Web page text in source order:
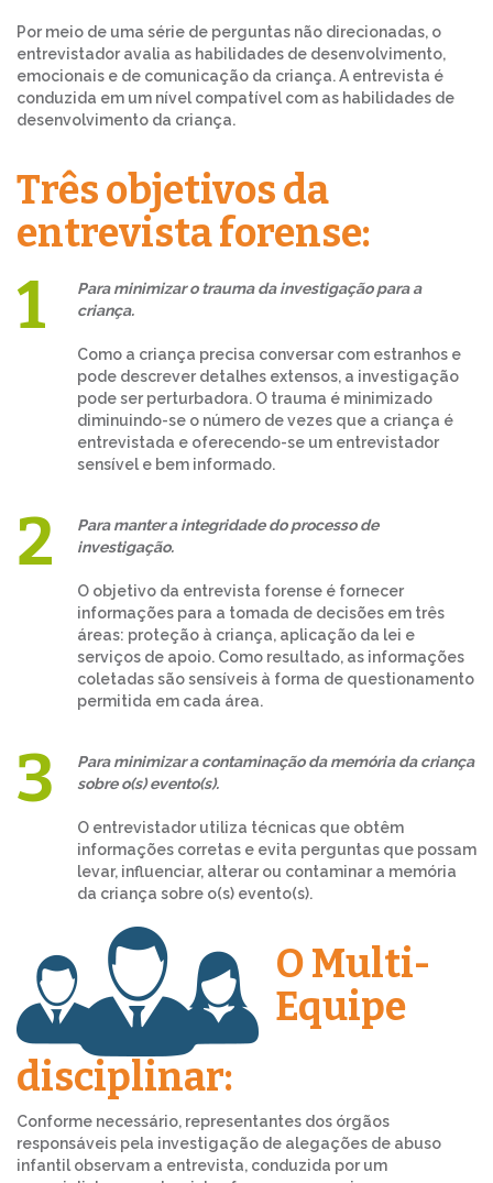
Por meio de uma série de perguntas não direcionadas, o
entrevistador avalia as habilidades de desenvolvimento,
emocionais e de comunicação da criança. A entrevista é
conduzida em um nível compatível com as habilidades de
desenvolvimento da criança.
Três objetivos da
entrevista forense:
Para minimizar o trauma da investigação para a
criança.
Como a criança precisa conversar com estranhos e
pode descrever detalhes extensos, a investigação
pode ser perturbadora. O trauma é minimizado
diminuindo-se o número de vezes que a criança é
entrevistada e oferecendo-se um entrevistador
sensível e bem informado.
Para manter a integridade do processo de
investigação.
O objetivo da entrevista forense é fornecer
informações para a tomada de decisões em três
áreas: proteção à criança, aplicação da lei e
serviços de apoio. Como resultado, as informações
coletadas são sensíveis à forma de questionamento
permitida em cada área.
Para minimizar a contaminação da memória da criança
sobre o(s) evento(s).
O entrevistador utiliza técnicas que obtêm
informações corretas e evita perguntas que possam
levar, influenciar, alterar ou contaminar a memória
da criança sobre o(s) evento(s).
O Multi-
Equipe
disciplinar:
Conforme necessário, representantes dos órgãos
responsáveis pela investigação de alegações de abuso
infantil observam a entrevista, conduzida por um